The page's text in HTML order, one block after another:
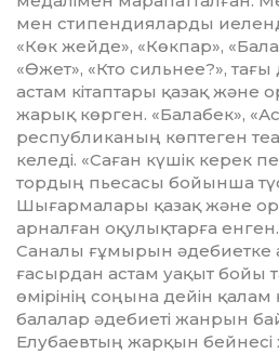
мен стипендияларды
«Көк жейде», «Көкпар»,
«Өжет», «Кто силь­нее?»,
астам кітаптары қазақ және
жарық көрген. «Балабек»,
республиканың көптеген
келеді. «Саған күшік керек
тордың пьесасы бойынша
Шығармалары қазақ және
арналған оқулықтарға енген.
Саналы ғұмырын әдебиетке
ғасырдан астам уақыт бойы
өмірінің соңына дейін
балалар әдебиеті жанрын
Елубаевтың жарқын бейнесі